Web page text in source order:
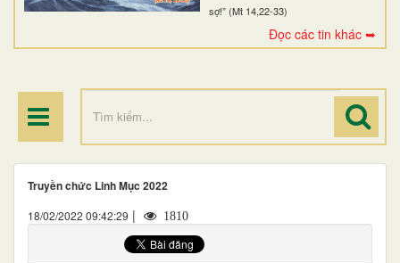
sợ!” (Mt 14,22-33)
Đọc các tin khác ➥
Truyền chức Linh Mục 2022
18/02/2022 09:42:29 | 1810